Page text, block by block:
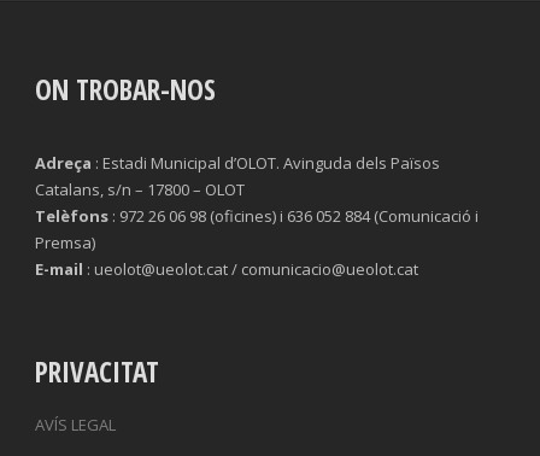
ON TROBAR-NOS
Adreça : Estadi Municipal d’OLOT. Avinguda dels Països
Catalans, s/n – 17800 – OLOT
Telèfons : 972 26 06 98 (oficines) i 636 052 884 (Comunicació i
Premsa)
E-mail : ueolot@ueolot.cat / comunicacio@ueolot.cat
PRIVACITAT
AVÍS LEGAL